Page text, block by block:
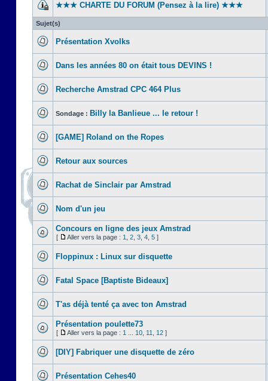
★★★ CHARTE DU FORUM (Pensez à la lire) ★★★
Sujet(s)
Présentation Xvolks
Dans les années 80 on était tous DEVINS !
Recherche Amstrad CPC 464 Plus
Sondage : Billy la Banlieue ... le retour !
[GAME] Roland on the Ropes
Retour aux sources
Rachat de Sinclair par Amstrad
Nom d'un jeu
Concours en ligne des jeux Amstrad
[ Aller vers la page : 1 2 3 4 5 ]
Floppinux : Linux sur disquette
Fatal Space [Baptiste Bideaux]
T'as déjà tenté ça avec ton Amstrad
Présentation poulette73
[ Aller vers la page : 1 10 11 12 ]
[DIY] Fabriquer une disquette de zéro
Présentation Cehes40